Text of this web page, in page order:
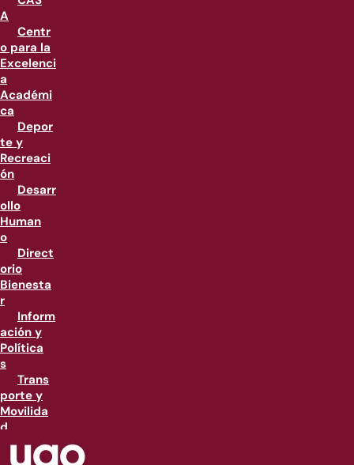
A
Centr
o para la
Excelenci
a
Académi
ca
Depor
te y
Recreaci
ón
Desarr
ollo
Human
o
Direct
orio
Bienesta
r
Inform
ación y
Política
s
Trans
porte y
Movilida
d